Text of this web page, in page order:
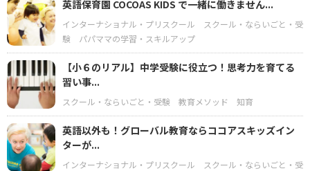
英語保育園 COCOAS KIDS で一緒に働きません...
インターナショナル・プリスクール
スクール・ならいごと・受
験
パパママの学習・スキルアップ
【小６のリアル】中学受験に役立つ！思考力を育てる
習い事...
スクール・ならいごと・受験 教育メソッド 知育
英語以外も！グローバル教育ならココアスキッズイン
ターが...
インターナショナル・プリスクール
スクール・ならいごと・受